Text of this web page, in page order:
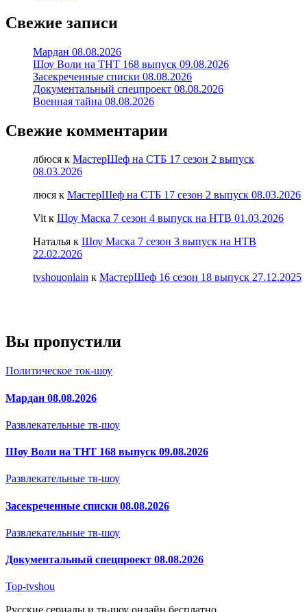
Свежие записи
Мардан 08.08.2026
Шоу Воли на ТНТ 168 выпуск 09.08.2026
Засекреченные списки 08.08.2026
Документальный спецпроект 08.08.2026
Военная тайна 08.08.2026
Свежие комментарии
лбюся к МастерШеф на СТБ 17 сезон 2 выпуск
08.03.2026
люся к МастерШеф на СТБ 17 сезон 2 выпуск 08.03.2026
Vitк Шоу Маска 7 сезон 4 выпуск на НТВ 01.03.2026
Наталья к Шоу Маска 7 сезон 3 выпуск на НТВ
22.02.2026
tvshouonlain к МастерШеф 16 сезон 18 выпуск 27.12.2025
Вы пропустили
Политическое ток-шоу
Мардан 08.08.2026
Развлекательные тв-шоу
Шоу Воли на ТНТ 168 выпуск 09.08.2026
Развлекательные тв-шоу
Засекреченные списки 08.08.2026
Развлекательные тв-шоу
Документальный спецпроект 08.08.2026
Top-tvshou